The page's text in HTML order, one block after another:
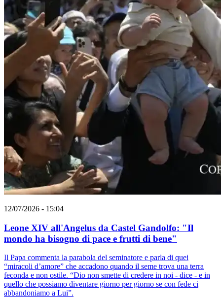
12/07/2026 - 15:04
Leone XIV all'Angelus da Castel Gandolfo: "Il
mondo ha bisogno di pace e frutti di bene"
Il Papa commenta la parabola del seminatore e parla di quei
“miracoli d’amore” che accadono quando il seme trova una terra
feconda e non ostile. “Dio non smette di credere in noi - dice - e in
quello che possiamo diventare giorno per giorno se con fede ci
abbandoniamo a Lui”.